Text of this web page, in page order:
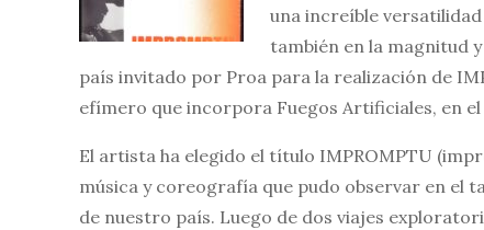
una increíble
también en la magnitud
país invitado por Proa para la realización de
efímero que incorpora Fuegos Artificiales, en
El artista ha elegido el título IMPROMPTU
música y coreografía que pudo observar en el
de nuestro país. Luego de dos viajes